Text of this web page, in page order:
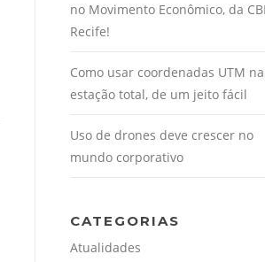
no Movimento Econômico, da
Recife!
Como usar coordenadas UTM na
estação total, de um jeito fácil
Uso de drones deve crescer no
mundo corporativo
CATEGORIAS
Atualidades